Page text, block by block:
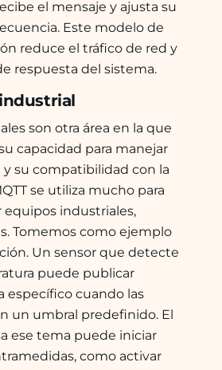
el mensaje y ajusta su
Este modelo de
reduce el tráfico de red y
respuesta del sistema.
son otra área en la que
capacidad para manejar
su compatibilidad con la
se utiliza mucho para
equipos industriales,
Tomemos como ejemplo
Un sensor que detecte
puede publicar
específico cuando las
un umbral predefinido. El
ese tema puede iniciar
como activar